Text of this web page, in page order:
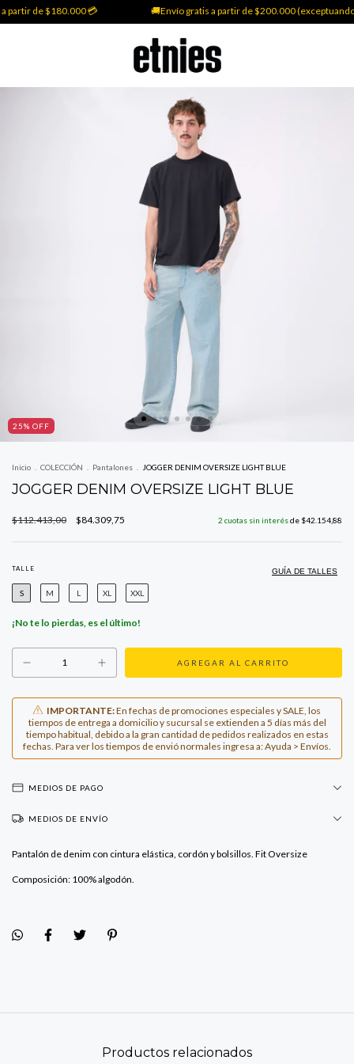
de $180.000 💳 🚚Envío gratis a partir de $200.000 (exceptuando
25% OFF
Inicio COLECCIÓN Pantalones JOGGER DENIM OVERSIZE LIGHT BLUE
JOGGER DENIM OVERSIZE LIGHT BLUE
$112.413,00 $84.309,75 2 cuotas sin interésde $42.154,88
TALLE GUÍA DE TALLES
S M L XL XXL
¡No te lo pierdas, es el último!
IMPORTANTE:En fechas de promociones especiales y SALE, los
tiempos de entrega a domicilio y sucursal se extienden a 5 días más del
tiempo habitual, debido a la gran cantidad de pedidos realizados en estas
fechas. Para ver los tiempos de envió normales ingresa a: Ayuda > Envíos.
MEDIOS DE PAGO
MEDIOS DE ENVÍO
Pantalón de denim con cintura elástica, cordón y bolsillos. Fit Oversize
Composición: 100% algodón.
Productos relacionados